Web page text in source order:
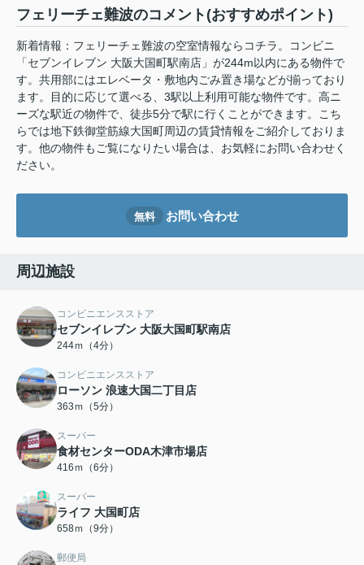
フェリーチェ難波のコメント(おすすめポイント)
新着情報：フェリーチェ難波の空室情報ならコチラ。コンビニ
「セブンイレブン 大阪大国町駅南店」が244m以内にある物件で
す。共用部にはエレベータ・敷地内ごみ置き場などが揃っており
ます。目的に応じて選べる、3駅以上利用可能な物件です。高ニ
ーズな駅近の物件で、徒歩5分で駅に行くことができます。こち
らでは地下鉄御堂筋線大国町周辺の賃貸情報をご紹介しておりま
す。他の物件もご覧になりたい場合は、お気軽にお問い合わせく
ださい。
無料 お問い合わせ
周辺施設
コンビニエンスストア
セブンイレブン 大阪大国町駅南店
244ｍ（4分）
コンビニエンスストア
ローソン 浪速大国二丁目店
363ｍ（5分）
スーパー
食材センターODA木津市場店
416ｍ（6分）
スーパー
ライフ 大国町店
658ｍ（9分）
郵便局